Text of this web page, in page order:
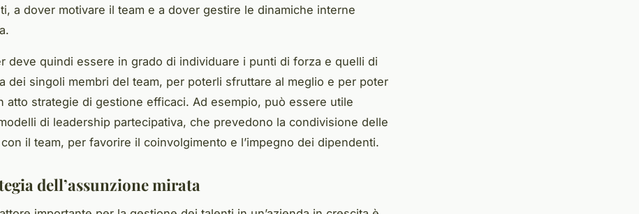
a dover motivare il team e a dover gestire le dinamiche interne
deve quindi essere in grado di individuare i punti di forza e quelli di
dei singoli membri del team, per poterli sfruttare al meglio e per poter
atto strategie di gestione efficaci. Ad esempio, può essere utile
di leadership partecipativa, che prevedono la condivisione delle
il team, per favorire il coinvolgimento e l’impegno dei dipendenti.
dell’assunzione mirata